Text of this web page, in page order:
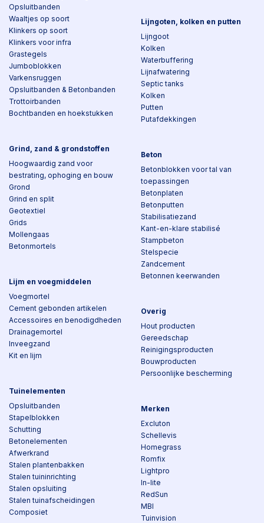
Opsluitbanden
Waaltjes op soort
Klinkers op soort
Klinkers voor infra
Grastegels
Jumboblokken
Varkensruggen
Opsluitbanden & Betonbanden
Trottoirbanden
Bochtbanden en hoekstukken
Grind, zand & grondstoffen
Hoogwaardig zand voor
bestrating, ophoging en bouw
Grond
Grind en split
Geotextiel
Grids
Mollengaas
Betonmortels
Lijm en voegmiddelen
Voegmortel
Cement gebonden artikelen
Accessoires en benodigdheden
Drainagemortel
Inveegzand
Kit en lijm
Tuinelementen
Opsluitbanden
Stapelblokken
Schutting
Betonelementen
Afwerkrand
Stalen plantenbakken
Stalen tuininrichting
Stalen opsluiting
Stalen tuinafscheidingen
Composiet
Lijngoten, kolken en putten
Lijngoot
Kolken
Waterbuffering
Lijnafwatering
Septic tanks
Kolken
Putten
Putafdekkingen
Beton
Betonblokken voor tal van
toepassingen
Betonplaten
Betonputten
Stabilisatiezand
Kant-en-klare stabilisé
Stampbeton
Stelspecie
Zandcement
Betonnen keerwanden
Overig
Hout producten
Gereedschap
Reinigingsproducten
Bouwproducten
Persoonlijke bescherming
Merken
Excluton
Schellevis
Homegrass
Romfix
Lightpro
In-lite
RedSun
MBI
Tuinvision